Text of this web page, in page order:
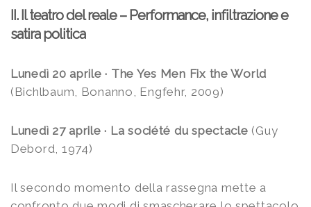
II. Il teatro del reale – Performance, infiltrazione e
satira politica
Lunedì 20 aprile · The Yes Men Fix the World
(Bichlbaum, Bonanno, Engfehr, 2009)
Lunedì 27 aprile · La société du spectacle (Guy
Debord, 1974)
Il secondo momento della rassegna mette a